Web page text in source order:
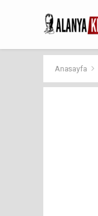
Anasayfa